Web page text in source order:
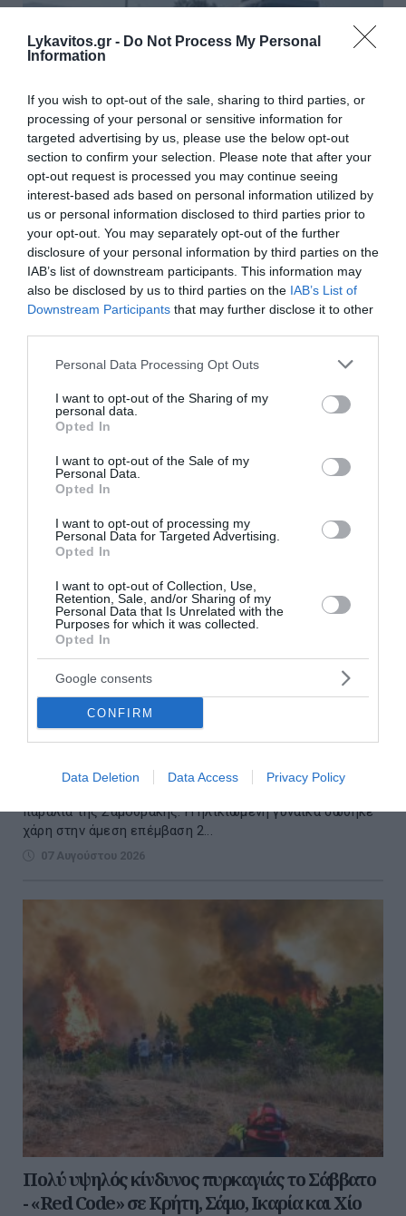
Lykavitos.gr - Do Not Process My Personal
Information
If you wish to opt-out of the sale, sharing to third parties, or
processing of your personal or sensitive information for
targeted advertising by us, please use the below opt-out
section to confirm your selection. Please note that after your
opt-out request is processed you may continue seeing
interest-based ads based on personal information utilized by
us or personal information disclosed to third parties prior to
your opt-out. You may separately opt-out of the further
disclosure of your personal information by third parties on the
IAB’s list of downstream participants. This information may
also be disclosed by us to third parties on the IAB’s List of
Downstream Participants that may further disclose it to other
Please note that this website/app uses one or more Google
not limited to your visit or usage behaviour. You may click to
grant or deny consent to Google and its third-party tags to
use your data for below specified purposes in below Google
consent section.
Personal Data Processing Opt Outs
I want to opt-out of the Sharing of my
personal data.
Opted In
I want to opt-out of the Sale of my
Personal Data.
Opted In
I want to opt-out of processing my
Personal Data for Targeted Advertising.
Opted In
I want to opt-out of Collection, Use,
Retention, Sale, and/or Sharing of my
Personal Data that Is Unrelated with the
Purposes for which it was collected.
Opted In
Google consents
CONFIRM
Data Deletion Data Access Privacy Policy
Σέρρες: Τι ανέφερε πραγματογνώμονας για το
θανατηφόρο τροχαίο
Το βίντεο από το θανατηφόρο τροχαίο στις Σέρρες, που
κόστισε τη ζωή σε 43χρονη μητέρα και τον 24χρονο γιο
07 Αυγούστου 2026
Σαμοθράκη: Ιταλίδα έχασε τις αισθήσεις της
ενώ κολυμπούσε – Τι είπε ο ναυαγοσώστης
που την έσωσε
Αίσιο τέλος είχε η περιπέτεια Ιταλίδας τουρίστριας, η
παραλία της Σαμοθράκης. Η ηλικιωμένη γυναίκα σώθηκε
χάρη στην άμεση επέμβαση 2...
07 Αυγούστου 2026
Πολύ υψηλός κίνδυνος πυρκαγιάς το Σάββατο
- «Red Code» σε Κρήτη, Σάμο, Ικαρία και Χίο